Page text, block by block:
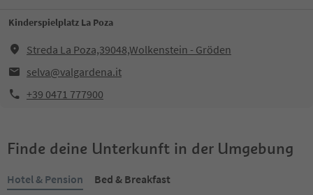
Kinderspielplatz La Poza
Streda La Poza,39048,Wolkenstein - Gröden
selva@valgardena.it
+39 0471 777900
Finde deine Unterkunft in der Umgebung
Hotel & Pension
Bed & Breakfast